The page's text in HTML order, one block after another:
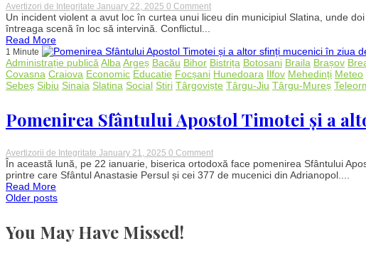
Avertizori de Integritate January 22, 2025 0 Commenton
Scene
curtea
unui
liceu
din
Slatina:
elevi,
unul
spital
Un incident violent a avut loc în curtea unui liceu din municipiul Slatina, unde
întreaga scenă în loc să intervină. Conflictul...
Read More
1 Minute
Administrație publicăAlbaArgeș Bacău Bihor Bistrița Botosani Braila Brașov
Covasna Craiova Economic Educatie Focșani Hunedoara Ilfov Mehedinți Meteo
Sebeș Sibiu Sinaia Slatina Social Stiri Târgoviște Târgu-Jiu Târgu-Mureș
Pomenirea Sfântului Apostol Timotei și a
Avertizorii de Integritate January 21, 2025 0 Commenton
Pomenirea
Sfântului
În această lună, pe 22 ianuarie, biserica ortodoxă face pomenirea Sfântului
printre care Sfântul Anastasie Persul și cei 377 de mucenici din Adrianopol....
Read More
Posts
navigation
Older posts
You May Have Missed!